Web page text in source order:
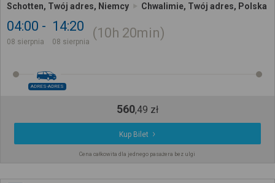
Schotten, Twój adres, Niemcy Chwalimie, Twój adres, Polska
04:00
08 sierpnia
14:20
08 sierpnia
10h 20min
ADRES-ADRES
560,49 zł
Kup Bilet
Cena całkowita dla jednego pasażera bez ulgi